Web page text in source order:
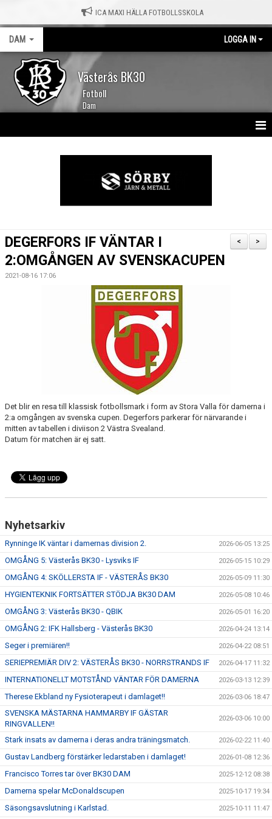
ICA MAXI HÄLLA FOTBOLLSSKOLA
DAM LOGGA IN
Västerås BK30
Fotboll
Dam
MATCHER
KONTAKT
>
<
DEGERFORS IF VÄNTAR I
2:OMGÅNGEN AV SVENSKACUPEN
2021-08-16 17:06
Det blir en resa till klassisk fotbollsmark i form av Stora Valla för damerna i
2:a omgången av svenska cupen. Degerfors parkerar för närvarande i
mitten av tabellen i diviison 2 Västra Svealand.
Datum för matchen är ej satt.
Nyhetsarkiv
Rynninge IK väntar i damernas division 2. 2026-06-05 13:25
OMGÅNG 5: Västerås BK30 - Lysviks IF 2026-05-15 10:29
OMGÅNG 4: SKÖLLERSTA IF - VÄSTERÅS BK30 2026-05-09 11:30
HYGIENTEKNIK FORTSÄTTER STÖDJA BK30 DAM 2026-05-08 10:46
OMGÅNG 3: Västerås BK30 - QBIK 2026-05-01 16:20
OMGÅNG 2: IFK Hallsberg - Västerås BK30 2026-04-24 13:14
Seger i premiären!! 2026-04-22 08:51
SERIEPREMIÄR DIV 2: VÄSTERÅS BK30 - NORRSTRANDS IF 2026-04-17 11:32
INTERNATIONELLT MOTSTÅND VÄNTAR FÖR DAMERNA 2026-03-13 12:39
Therese Ekbland ny Fysioterapeut i damlaget!! 2026-03-06 18:47
SVENSKA MÄSTARNA HAMMARBY IF GÄSTAR
RINGVALLEN!!
2026-03-06 10:00
Stark insats av damerna i deras andra träningsmatch. 2026-02-22 11:40
Gustav Landberg förstärker ledarstaben i damlaget! 2026-01-08 12:36
Francisco Torres tar över BK30 DAM 2025-12-12 08:38
Damerna spelar McDonaldscupen 2025-10-17 19:34
Säsongsavslutning i Karlstad. 2025-10-11 11:47